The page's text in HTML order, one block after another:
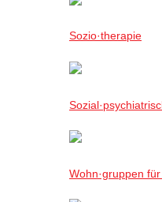
Sozio·therapie
Wohn·gruppen